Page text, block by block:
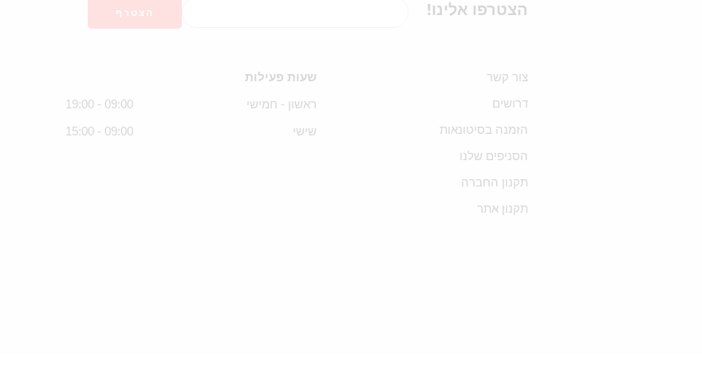
הצטרפו אלינו!
צור קשר
דרושים
הזמנה בסיטונאות
הסניפים שלנו
תקנון החברה
תקנון אתר
שעות פעילות
ראשון - חמישי 09:00 - 19:00
שישי 09:00 - 15:00